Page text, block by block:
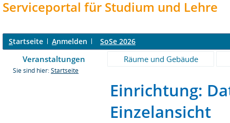
Serviceportal für Studium und Lehre
Startseite Anmelden SoSe 2026
Veranstaltungen Räume und Gebäude
Sie sind hier: Startseite
Einrichtung:
Einzelansicht